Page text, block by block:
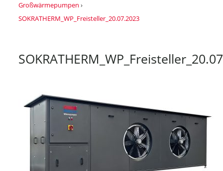
Großwärmepumpen ›
SOKRATHERM_WP_Freisteller_20.07.2023